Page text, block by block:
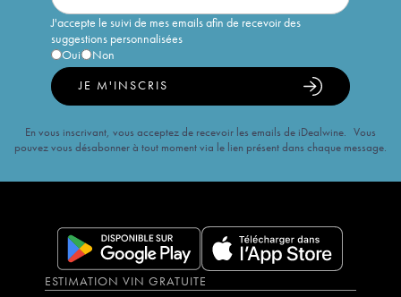
J'accepte le suivi de mes emails afin de recevoir des
suggestions personnalisées
Oui
Non
JE M'INSCRIS
En vous inscrivant, vous acceptez de recevoir les emails de iDealwine. Vous
pouvez vous désabonner à tout moment via le lien présent dans chaque message.
ESTIMATION VIN GRATUITE